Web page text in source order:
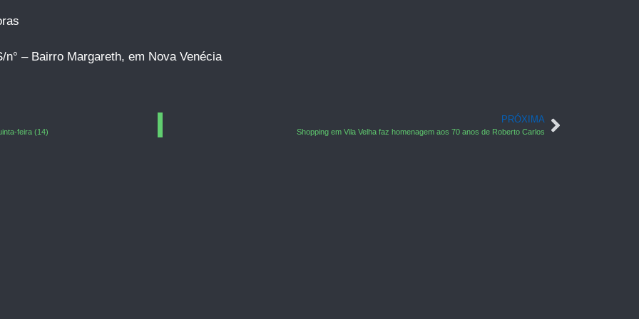
– Bairro Margareth, em Nova Venécia
feira (14)
PRÓXIMA
Shopping em Vila Velha faz homenagem aos 70 anos de Roberto Carlos